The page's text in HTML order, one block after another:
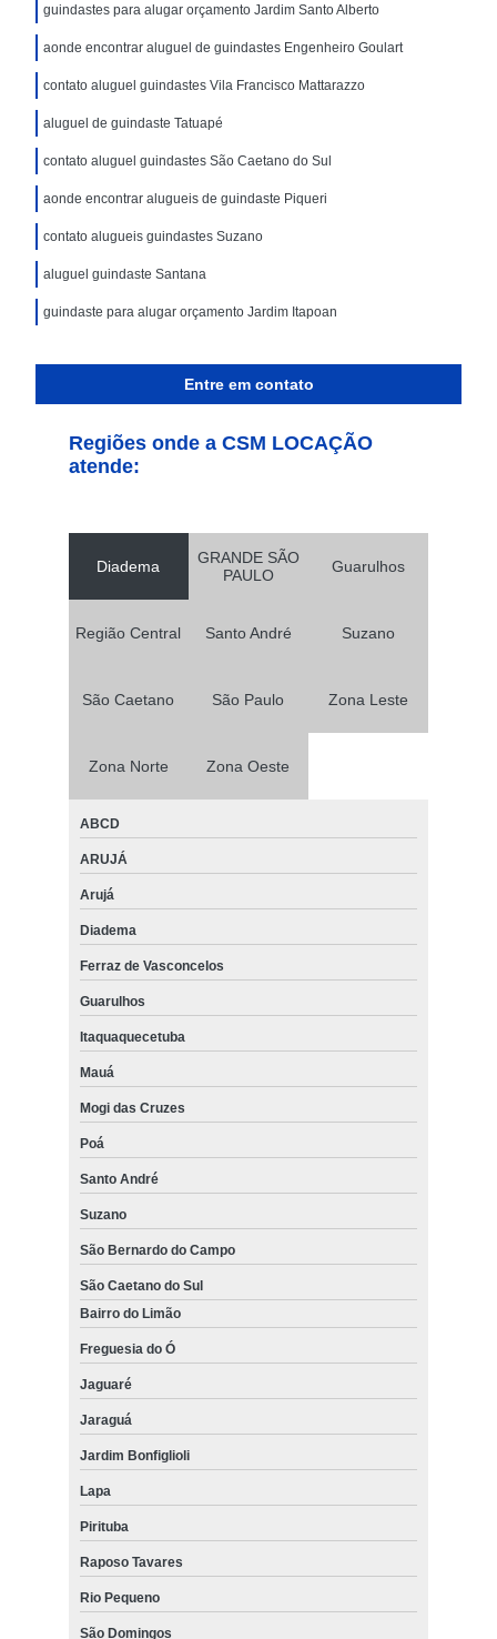
guindastes para alugar orçamento Jardim Santo Alberto
aonde encontrar aluguel de guindastes Engenheiro Goulart
contato aluguel guindastes Vila Francisco Mattarazzo
aluguel de guindaste Tatuapé
contato aluguel guindastes São Caetano do Sul
aonde encontrar alugueis de guindaste Piqueri
contato alugueis guindastes Suzano
aluguel guindaste Santana
guindaste para alugar orçamento Jardim Itapoan
Entre em contato
Regiões onde a CSM LOCAÇÃO
atende:
Diadema
GRANDE SÃO
PAULO
Guarulhos
Região Central Santo André Suzano
São Caetano São Paulo Zona Leste
Zona Norte Zona Oeste
ABCD
ARUJÁ
Arujá
Diadema
Ferraz de Vasconcelos
Guarulhos
Itaquaquecetuba
Mauá
Mogi das Cruzes
Poá
Santo André
Suzano
São Bernardo do Campo
São Caetano do Sul
Bairro do Limão
Freguesia do Ó
Jaguaré
Jaraguá
Jardim Bonfiglioli
Lapa
Pirituba
Raposo Tavares
Rio Pequeno
São Domingos